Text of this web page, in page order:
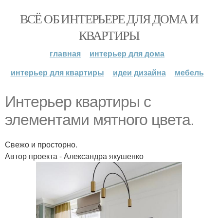
ВСЁ ОБ ИНТЕРЬЕРЕ ДЛЯ ДОМА И
КВАРТИРЫ
главная
интерьер для дома
интерьер для квартиры
идеи дизайна мебель
Интерьер квартиры с
элементами мятного цвета.
Свежо и просторно.
Автор проекта - Александра якушенко